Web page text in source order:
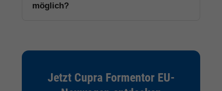
möglich?
Jetzt Cupra Formentor EU-